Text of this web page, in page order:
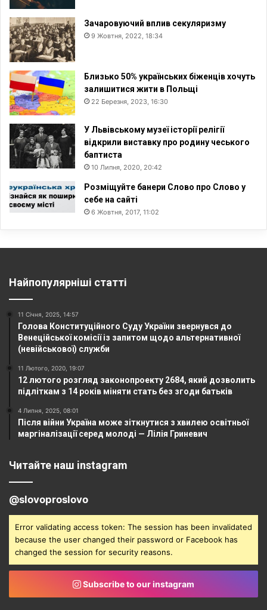
Зачаровуючий вплив секуляризму
9 Жовтня, 2022, 18:34
Близько 50% українських біженців хочуть
залишитися жити в Польщі
22 Березня, 2023, 16:30
У Львівському музеї історії релігії
відкрили виставку про родину чеського
баптиста
10 Липня, 2020, 20:42
Розміщуйте банери Слово про Слово у
себе на сайті
6 Жовтня, 2017, 11:02
Найпопулярніші статті
11 Січня, 2025, 14:57
Голова Конституційного Суду України звернувся до
Венеційської комісії із запитом щодо альтернативної
(невійськової) служби
11 Лютого, 2020, 19:07
12 лютого розгляд законопроекту 2684, який дозволить
підліткам з 14 років міняти стать без згоди батьків
4 Липня, 2025, 08:01
Після війни Україна може зіткнутися з хвилею освітньої
маргіналізації серед молоді — Лілія Гриневич
Читайте наш instagram
@slovoproslovo
Error validating access token: The session has been invalidated
because the user changed their password or Facebook has
changed the session for security reasons.
Subscribe to our instagram